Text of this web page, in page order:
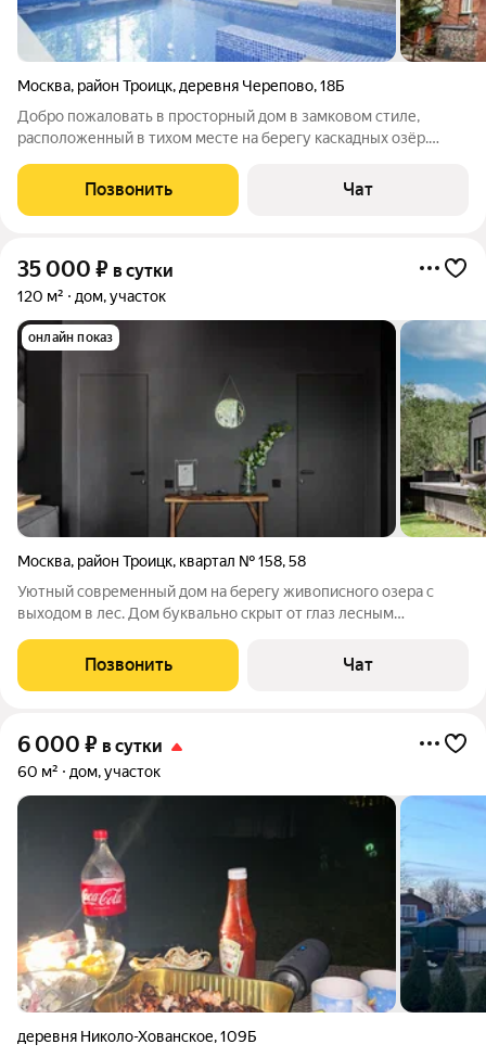
Москва, район Троицк, деревня Черепово,18Б
Добро пожаловать в просторный дом в замковом стиле,
расположенный в тихом месте на берегу каскадных озёр.
заездов и проведения мероприятий любого формата. Заезд: с
15:00 Выезд: до 11:00 Ранний
Позвонить Чат
35 000 ₽ в сутки
120 м² дом, участок
онлайн показ
Москва, район Троицк, квартал № 158,58
Уютный современный дом на берегу живописного озера с
выходом в лес. Дом буквально скрыт от глаз лесным
ничего лишнего кроме уюта и умиротворения! Полностью
укомплектован для комфортного
Позвонить Чат
6 000 ₽ в сутки
60 м² дом, участок
деревня Николо-Хованское,109Б